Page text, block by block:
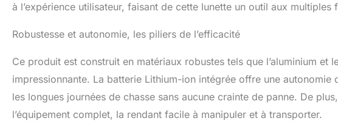
à l’expérience utilisateur, faisant de cette lunette un outil aux multiples
Robustesse et autonomie, les piliers de l’efficacité
Ce produit est construit en matériaux robustes tels que l’aluminium et
impressionnante. La batterie Lithium-ion intégrée offre une
les longues journées de chasse sans aucune crainte de panne. De
l’équipement complet, la rendant facile à manipuler et à transporter.